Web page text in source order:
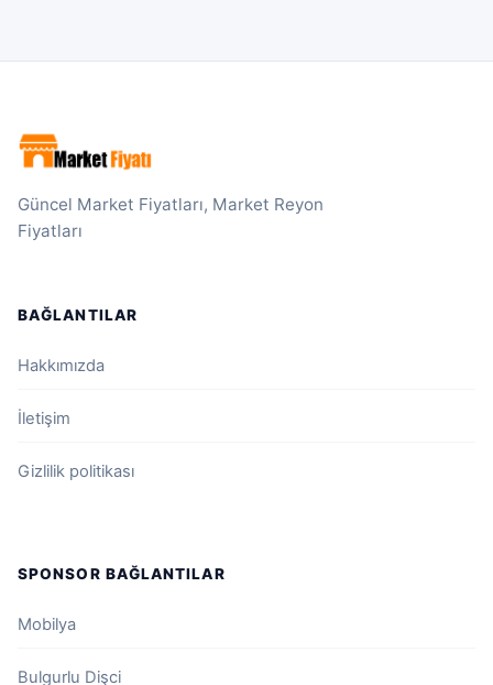
Güncel Market Fiyatları, Market Reyon
Fiyatları
BAĞLANTILAR
Hakkımızda
İletişim
Gizlilik politikası
SPONSOR BAĞLANTILAR
Mobilya
Bulgurlu Dişci